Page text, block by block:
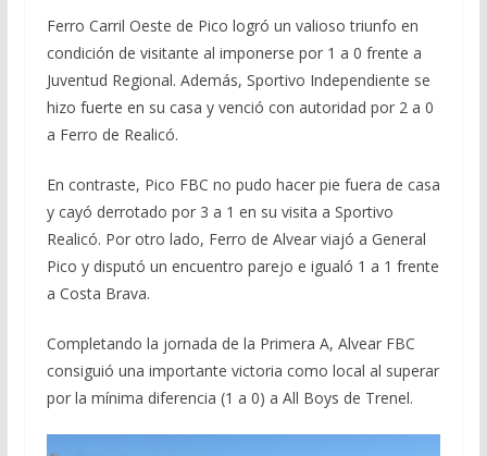
Ferro Carril Oeste de Pico logró un valioso triunfo en
condición de visitante al imponerse por 1 a 0 frente a
Juventud Regional. Además, Sportivo Independiente se
hizo fuerte en su casa y venció con autoridad por 2 a 0
a Ferro de Realicó.
En contraste, Pico FBC no pudo hacer pie fuera de casa
y cayó derrotado por 3 a 1 en su visita a Sportivo
Realicó. Por otro lado, Ferro de Alvear viajó a General
Pico y disputó un encuentro parejo e igualó 1 a 1 frente
a Costa Brava.
Completando la jornada de la Primera A, Alvear FBC
consiguió una importante victoria como local al superar
por la mínima diferencia (1 a 0) a All Boys de Trenel.